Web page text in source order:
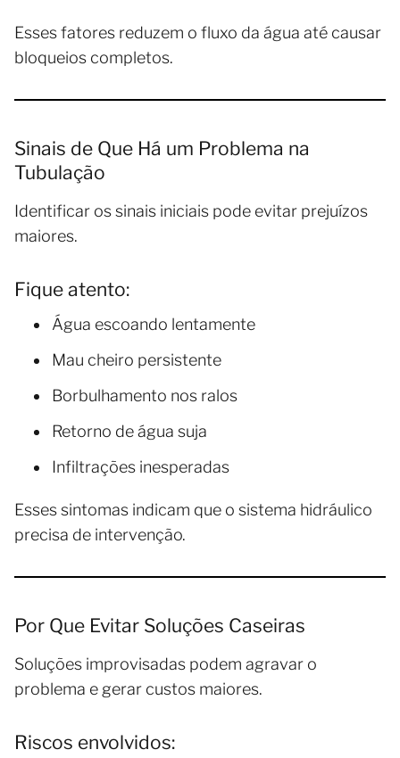
Esses fatores reduzem o fluxo da água até causar
bloqueios completos.
Sinais de Que Há um Problema na
Tubulação
Identificar os sinais iniciais pode evitar prejuízos
maiores.
Fique atento:
Água escoando lentamente
Mau cheiro persistente
Borbulhamento nos ralos
Retorno de água suja
Infiltrações inesperadas
Esses sintomas indicam que o sistema hidráulico
precisa de intervenção.
Por Que Evitar Soluções Caseiras
Soluções improvisadas podem agravar o
problema e gerar custos maiores.
Riscos envolvidos: